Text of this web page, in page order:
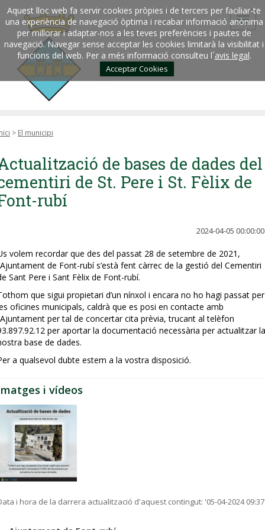
Aquest lloc web fa servir cookies pròpies i de tercers per faciliar-te
una experiència de navegació òptima i recabar informació anònima
per millorar i adaptar-nos a les teves preferències i pautes de
navegació. Navegar sense acceptar les cookies limitarà la visibilitat i
funcions del web. Per a més informació consulteu l´avis legal.
Acceptar Cookies
> El municipi
de bases de dades del
de St. Pere i St. Fèlix de
rubí
2024-04-05 00:00:00
volem recordar que des del passat 28 de setembre de 2021,
de Font-rubí s’està fent càrrec de la gestió del Cementiri
Sant Pere i Sant Fèlix de Font-rubí.
que sigui propietari d’un nínxol i encara no ho hagi passat per
oficines municipals, caldrà que es posi en contacte amb
per tal de concertar cita prèvia, trucant al telèfon
per aportar la documentació necessària per actualitzar la
base de dades.
a qualsevol dubte estem a la vostra disposició.
i vídeos
i hora de la darrera actualització d'aquest contingut: '05-04-2024 09:37